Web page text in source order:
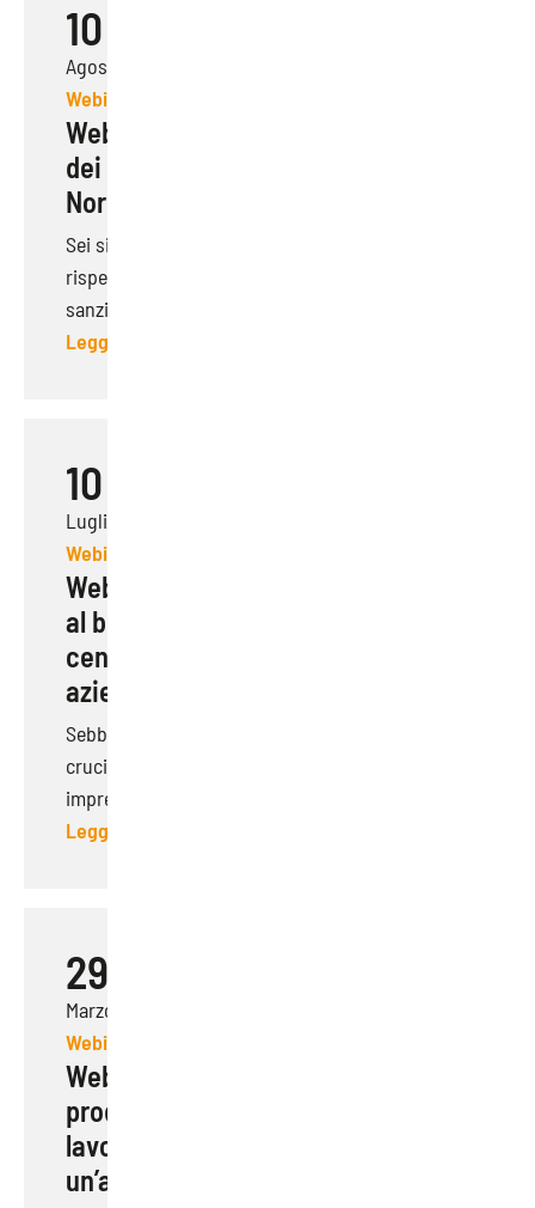
10
Agosto 2023
Webinar
Webinar | Verifica della Sicurezza
dei Macchinari in Azienda:
Normative e Soluzioni
Sei sicuro che le tue attrezzature di lavoro
rispettino le norme di sicurezza? Vuoi evitare
sanzioni...
Leggi di più
10
Luglio 2023
Webinar
Webinar | Dal progresso individuale
al beneficio collettivo: Il ruolo
centrale della formazione
aziendale
Sebbene la formazione aziendale sia un fattore
cruciale per il successo e la crescita delle
imprese,...
Leggi di più
29
Marzo 2023
Webinar
Webinar | Benessere e
produttività: la salute dei
lavoratori come fattore chiave di
un’azienda sostenibile